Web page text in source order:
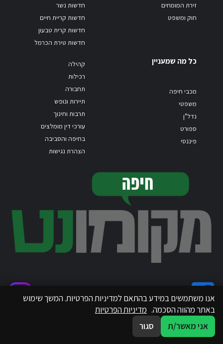
זירת המומחים
חוק ומשפט
חדשות נשר
חדשות קריית חיים
חדשות קרית טבעון
חדשות טירת הכרמל
כל מה שמעניין
מכבי חיפה
משפטי
נדל"ן
ספורט
פיננסי
קהילה
רכילות
תחבורה
תיירות ונופש
תרבות וחינוך
עורכי דין מומלצים
בחיפה והסביבה
הצהרת נגישות
אנו משתמשים במידע בהתאם למדיניות הפרטיות. המשך שימוש
באתר מהווה הסכמה. מדיניות הפרטיות
אני מאשר/ת
סגור